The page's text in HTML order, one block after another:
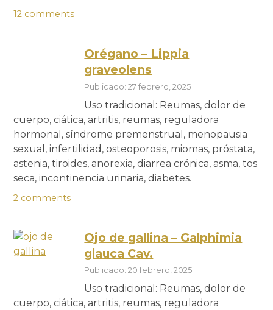
12 comments
Orégano – Lippia
graveolens
Publicado: 27 febrero, 2025
Uso tradicional: Reumas, dolor de
cuerpo, ciática, artritis, reumas, reguladora
hormonal, síndrome premenstrual, menopausia
sexual, infertilidad, osteoporosis, miomas, próstata,
astenia, tiroides, anorexia, diarrea crónica, asma, tos
seca, incontinencia urinaria, diabetes.
2 comments
Ojo de gallina – Galphimia
glauca Cav.
Publicado: 20 febrero, 2025
Uso tradicional: Reumas, dolor de
cuerpo, ciática, artritis, reumas, reguladora